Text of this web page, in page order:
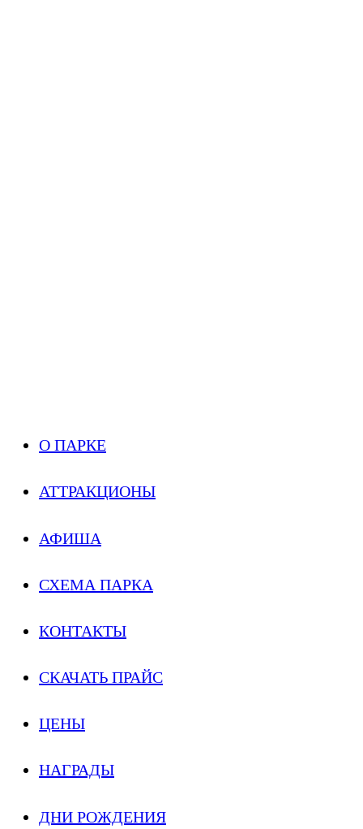
О ПАРКЕ
АТТРАКЦИОНЫ
АФИША
СХЕМА ПАРКА
КОНТАКТЫ
СКАЧАТЬ ПРАЙС
ЦЕНЫ
НАГРАДЫ
ДНИ РОЖДЕНИЯ